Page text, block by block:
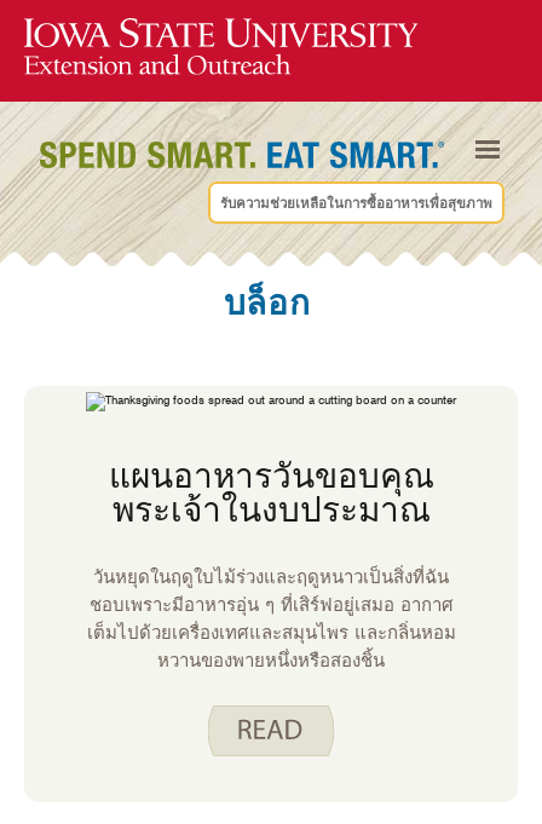
รับความช่วยเหลือในการซื้ออาหารเพื่อสุขภาพ
บล็อก
แผนอาหารวันขอบคุณ
พระเจ้าในงบประมาณ
วันหยุดในฤดูใบไม้ร่วงและฤดูหนาวเป็นสิ่งที่ฉัน
ชอบเพราะมีอาหารอุ่น ๆ ที่เสิร์ฟอยู่เสมอ อากาศ
เต็มไปด้วยเครื่องเทศและสมุนไพร และกลิ่นหอม
หวานของพายหนึ่งหรือสองชิ้น